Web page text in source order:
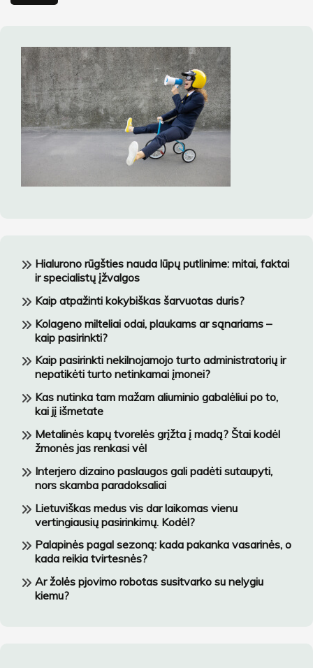
Hialurono rūgšties nauda lūpų putlinime: mitai, faktai
ir specialistų įžvalgos
Kaip atpažinti kokybiškas šarvuotas duris?
Kolageno milteliai odai, plaukams ar sąnariams –
kaip pasirinkti?
Kaip pasirinkti nekilnojamojo turto administratorių ir
nepatikėti turto netinkamai įmonei?
Kas nutinka tam mažam aliuminio gabalėliui po to,
kai jį išmetate
Metalinės kapų tvorelės grįžta į madą? Štai kodėl
žmonės jas renkasi vėl
Interjero dizaino paslaugos gali padėti sutaupyti,
nors skamba paradoksaliai
Lietuviškas medus vis dar laikomas vienu
vertingiausių pasirinkimų. Kodėl?
Palapinės pagal sezoną: kada pakanka vasarinės, o
kada reikia tvirtesnės?
Ar žolės pjovimo robotas susitvarko su nelygiu
kiemu?